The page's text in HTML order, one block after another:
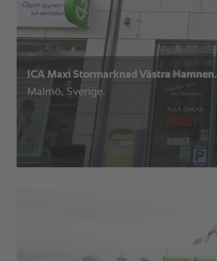
ICA Maxi Stormarknad Västra Hamnen.
Malmö, Sverige.